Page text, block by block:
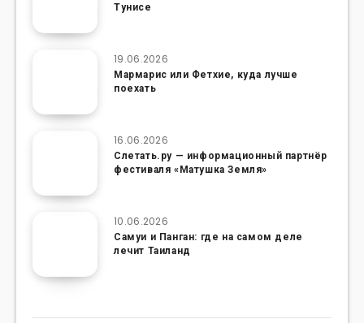
Тунисе
19.06.2026
Мармарис или Фетхие, куда лучше
поехать
16.06.2026
Слетать.ру — информационный партнёр
фестиваля «Матушка Земля»
10.06.2026
Самуи и Панган: где на самом деле
лечит Таиланд